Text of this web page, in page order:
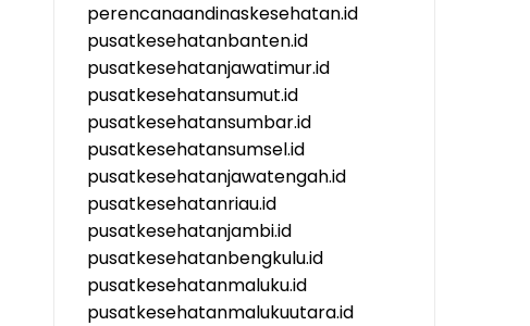
perencanaandinaskesehatan.id
pusatkesehatanbanten.id
pusatkesehatanjawatimur.id
pusatkesehatansumut.id
pusatkesehatansumbar.id
pusatkesehatansumsel.id
pusatkesehatanjawatengah.id
pusatkesehatanriau.id
pusatkesehatanjambi.id
pusatkesehatanbengkulu.id
pusatkesehatanmaluku.id
pusatkesehatanmalukuutara.id